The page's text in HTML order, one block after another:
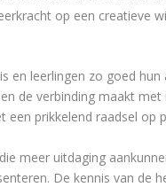
op een creatieve
en leerlingen zo goed
de verbinding maakt met
een prikkelend raadsel op
meer uitdaging
De kennis van de